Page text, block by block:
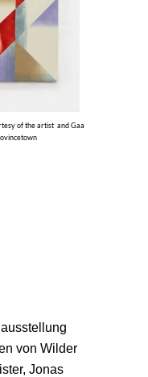
von Wilder
Jonas
of the artist and Gaa